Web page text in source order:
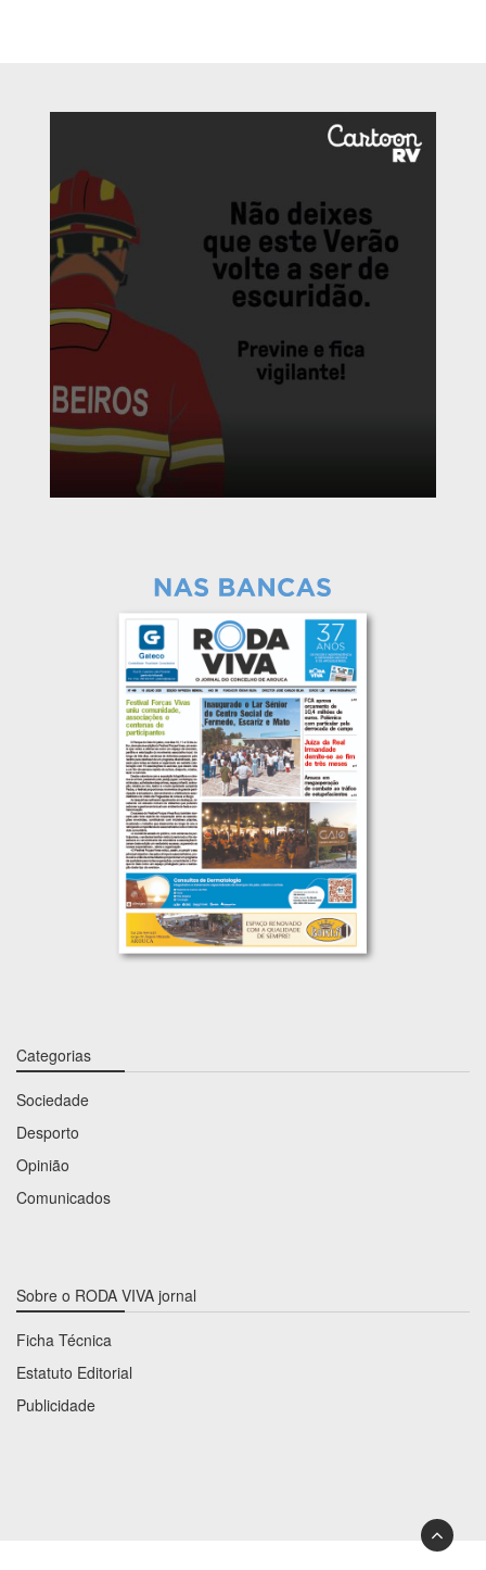
Categorias
Sociedade
Desporto
Opinião
Comunicados
Sobre o RODA VIVA jornal
Ficha Técnica
Estatuto Editorial
Publicidade